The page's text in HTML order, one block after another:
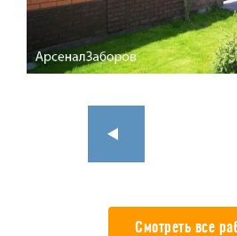
Смотреть все